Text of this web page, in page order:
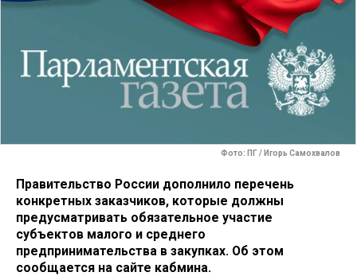
Фото: ПГ / Игорь Самохвалов
Правительство России дополнило перечень
конкретных заказчиков, которые должны
предусматривать обязательное участие
субъектов малого и среднего
предпринимательства в закупках. Об этом
сообщается на сайте кабмина.